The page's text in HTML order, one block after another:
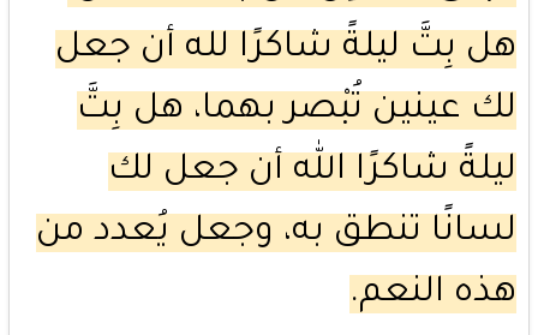
هل بِتَّ ليلةً شاكرًا لله أن جعل
لك عينين تُبْصر بهما، هل بِتَّ
ليلةً شاكرًا الله أن جعل لك
لسانًا تنطق به، وجعل يُعدد من
هذه النعم.